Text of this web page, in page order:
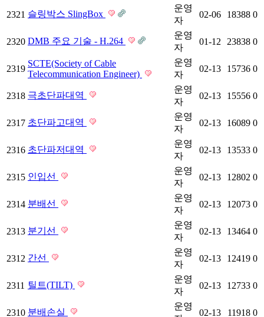
2321 슬링박스 SlingBox
운영
자
02-06 18388 0
2320 DMB 주요 기술 - H.264
운영
자
01-12 23838 0
2319
SCTE(Society of Cable
Telecommunication Engineer)
운영
자
02-13 15736 0
2318 극초단파대역
운영
자
02-13 15556 0
2317 초단파고대역
운영
자
02-13 16089 0
2316 초단파저대역
운영
자
02-13 13533 0
2315 인입선
운영
자
02-13 12802 0
2314 분배선
운영
자
02-13 12073 0
2313 분기선
운영
자
02-13 13464 0
2312 간선
운영
자
02-13 12419 0
2311 틸트(TILT)
운영
자
02-13 12733 0
2310 분배손실
운영
02-13 11918 0